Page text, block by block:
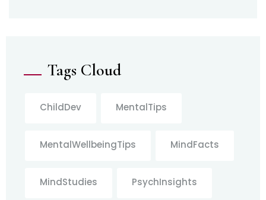
Tags Cloud
ChildDev MentalTips
MentalWellbeingTips MindFacts
MindStudies PsychInsights